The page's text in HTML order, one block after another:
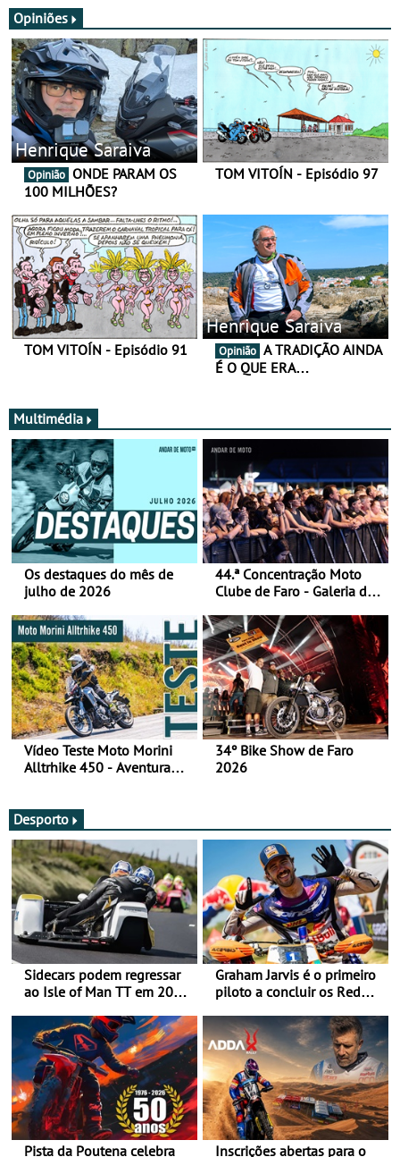
Opiniões
Henrique Saraiva
Opinião
100 MILHÕES?
TOM VITOÍN - Episódio 97
TOM VITOÍN - Episódio 91
Henrique Saraiva
Opinião
É O QUE ERA…
Multimédia
Os destaques do mês de
julho de 2026
44.ª Concentração Moto
Clube de Faro - Galeria de
Vídeo Teste Moto Morini
Alltrhike 450 - Aventura
34º Bike Show de Faro
2026
Desporto
Sidecars podem regressar
ao Isle of Man TT em 2027
Graham Jarvis é o primeiro
piloto a concluir os Red
moto elétrica
Pista da Poutena celebra Inscrições abertas para o